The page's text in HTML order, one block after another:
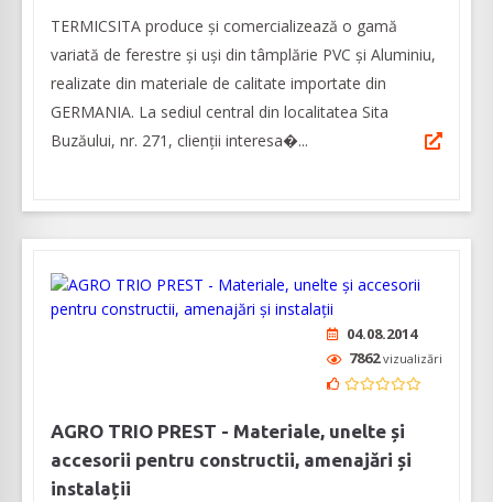
TERMICSITA produce și comercializează o gamă
variată de ferestre și uși din tâmplărie PVC și Aluminiu,
realizate din materiale de calitate importate din
GERMANIA. La sediul central din localitatea Sita
Buzăului, nr. 271, clienții interesa�...
04.08.2014
7862vizualizări
AGRO TRIO PREST - Materiale, unelte și
accesorii pentru constructii, amenajări și
instalații